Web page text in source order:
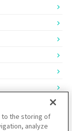
to the storing of
analyze